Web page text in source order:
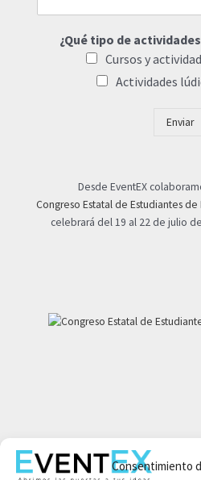
Consentimiento
¿Qué tipo de
Cursos y
Actividades
Enviar
Desde EventEX
Congreso Estatal de Estudiantes de
celebrará del 19 al 22 de julio
Aviso